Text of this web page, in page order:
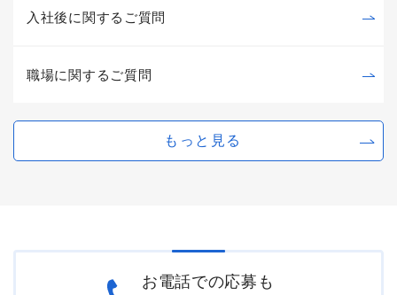
入社後に関するご質問
職場に関するご質問
もっと見る
お電話での応募も